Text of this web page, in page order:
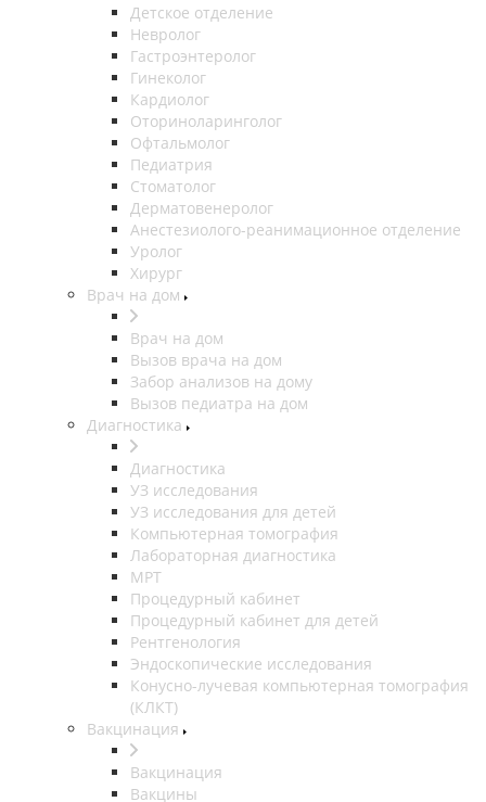
Детское отделение
Невролог
Гастроэнтеролог
Гинеколог
Кардиолог
Оториноларинголог
Офтальмолог
Педиатрия
Стоматолог
Дерматовенеролог
Анестезиолого-реанимационное отделение
Уролог
Хирург
Врач на дом
Врач на дом
Вызов врача на дом
Забор анализов на дому
Вызов педиатра на дом
Диагностика
Диагностика
УЗ исследования
УЗ исследования для детей
Компьютерная томография
Лабораторная диагностика
МРТ
Процедурный кабинет
Процедурный кабинет для детей
Рентгенология
Эндоскопические исследования
Конусно-лучевая компьютерная томография
(КЛКТ)
Вакцинация
Вакцинация
Вакцины